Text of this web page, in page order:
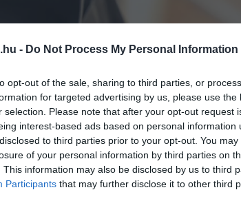
- Do Not Process My Personal Information
opt-out of the sale, sharing to third parties, or
for targeted advertising by us, please use the
selection. Please note that after your opt-out request
interest-based ads based on personal information
to third parties prior to your opt-out. You
of your personal information by third parties on
This information may also be disclosed by us to third
Participants that may further disclose it to other third